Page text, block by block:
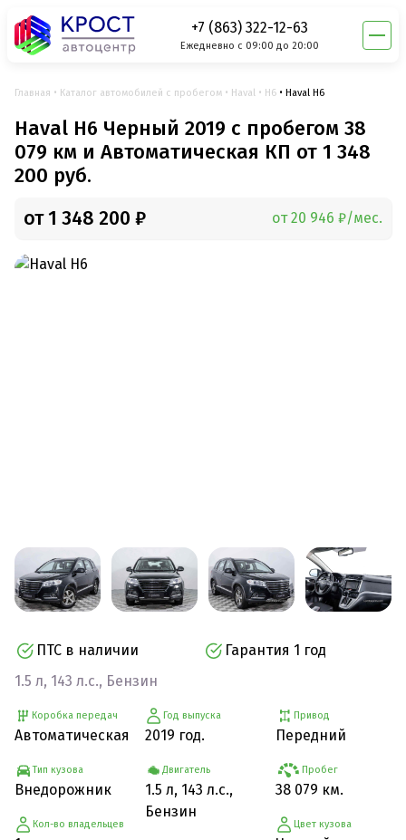
+7 (863) 322-12-63
Ежедневно с 09:00 до 20:00
Главная Каталог автомобилей с пробегом Haval H6 Haval H6
Haval H6 Черный 2019 с пробегом 38
079 км и Автоматическая КП от 1 348
200 руб.
от 1 348 200 ₽ от 20 946 ₽/мес.
ПТС в наличии
Гарантия 1 год
1.5 л, 143 л.с., Бензин
Коробка передач
Автоматическая
Тип кузова
Внедорожник
Кол-во владельцев
Год выпуска
2019 год.
Двигатель
1.5 л, 143 л.с.,
Бензин
Привод
Передний
Пробег
38 079 км.
Цвет кузова